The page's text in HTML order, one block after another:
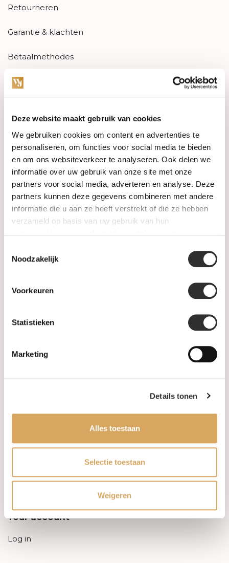
Deze website maakt gebruik van cookies
We gebruiken cookies om content en advertenties te
personaliseren, om functies voor social media te bieden
en om ons websiteverkeer te analyseren. Ook delen we
informatie over uw gebruik van onze site met onze
partners voor social media, adverteren en analyse. Deze
partners kunnen deze gegevens combineren met andere
informatie die u aan ze heeft verstrekt of die ze hebben
verzameld op basis van uw gebruik van hun
Noodzakelijk
Voorkeuren
Statistieken
Marketing
Details tonen
Alles toestaan
Selectie toestaan
Weigeren
Retourneren
Garantie & klachten
Betaalmethodes
Sitemap
Categories
Watches
Jewellery
Wedding rings
PRE-OWNED
Maatwerk
Leveringsvoorwaarden
Privacy Policy
Your account
Log in